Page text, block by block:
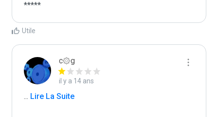
*****
Utile
c۞g
il y a 14 ans
... Lire La Suite